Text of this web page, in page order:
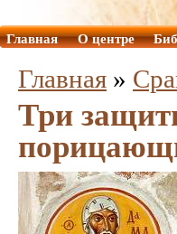
Главная О центре
Главная »
Три